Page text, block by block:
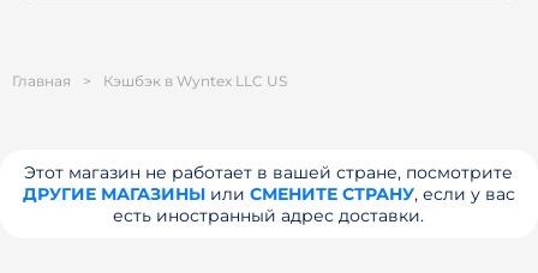
Главная > Кэшбэк в Wyntex LLC US
Этот магазин не работает в вашей стране, посмотрите
ДРУГИЕ МАГАЗИНЫили СМЕНИТЕ СТРАНУ, если у вас
есть иностранный адрес доставки.